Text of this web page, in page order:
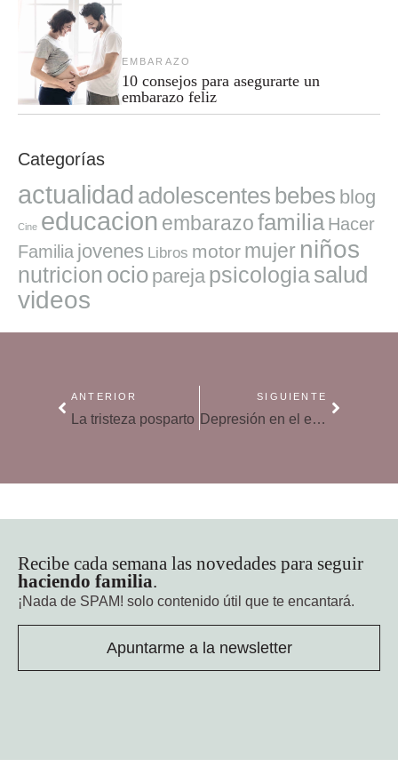
EMBARAZO
10 consejos para asegurarte un
embarazo feliz
Categorías
actualidad adolescentes bebes blog
Cine educacion embarazofamilia Hacer
Familia jovenes Libros motor mujer niños
nutricion ocio pareja psicologia salud
videos
ANTERIOR
La tristeza posparto
SIGUIENTE
Depresión en el embarazo: combátela con ejercicio
Recibe cada semana las novedades para seguir
haciendo familia
¡Nada de SPAM! solo contenido útil que te encantará.
Apuntarme a la newsletter